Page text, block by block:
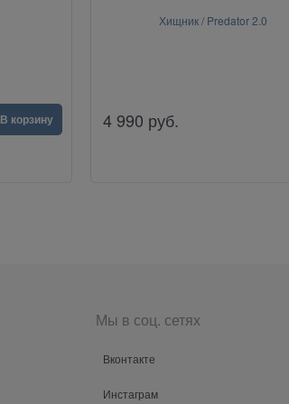
В корзину
Хищник / Predator 2.0
4 990 руб.
Мы в соц. сетях
Вконтакте
Инстаграм